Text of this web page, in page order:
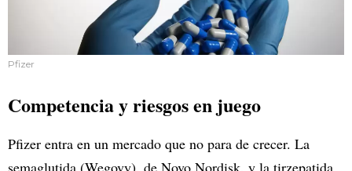
Pfizer
Competencia y riesgos en juego
Pfizer entra en un mercado que no para de crecer. La